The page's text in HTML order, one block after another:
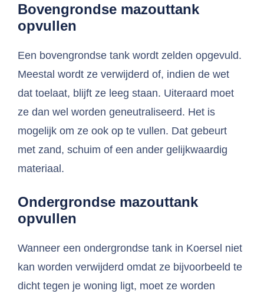
Bovengrondse mazouttank
opvullen
Een bovengrondse tank wordt zelden opgevuld.
Meestal wordt ze verwijderd of, indien de wet
dat toelaat, blijft ze leeg staan. Uiteraard moet
ze dan wel worden geneutraliseerd. Het is
mogelijk om ze ook op te vullen. Dat gebeurt
met zand, schuim of een ander gelijkwaardig
materiaal.
Ondergrondse mazouttank
opvullen
Wanneer een ondergrondse tank in Koersel niet
kan worden verwijderd omdat ze bijvoorbeeld te
dicht tegen je woning ligt, moet ze worden